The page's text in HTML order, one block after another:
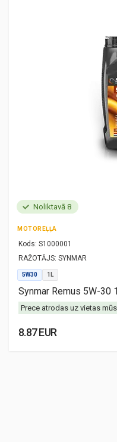
Noliktavā 8
MOTOREĻĻA
Kods: S1000001
RAŽOTĀJS: SYNMAR
5W30 1L
Synmar Remus 5W-30
Prece atrodas uz vietas
8.87 EUR